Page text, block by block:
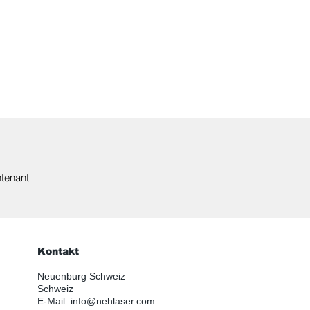
Kontakt
Neuenburg Schweiz
Schweiz
E-Mail: info@nehlaser.com